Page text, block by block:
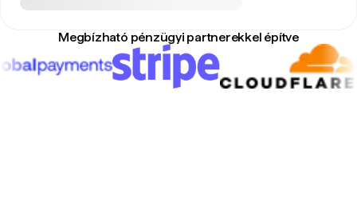
Megbízható pénzügyi partnerekkel építve